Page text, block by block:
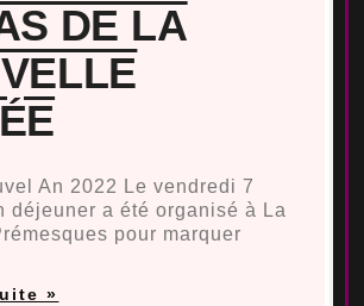
DE LA
An 2022 Le vendredi 7
déjeuner a été organisé à La
pour marquer
»